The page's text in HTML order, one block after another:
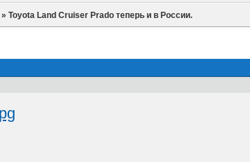
»Toyota Land Cruiser Prado теперь и в России.